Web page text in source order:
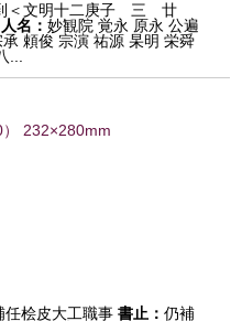
＜文明十二庚子 三 廿
人名：妙観院 覚永 原永 公遍
頼俊 宗演 祐源 杲明 栄舜
...
） 232×280mm
任桧皮大工職事 書止：仍補